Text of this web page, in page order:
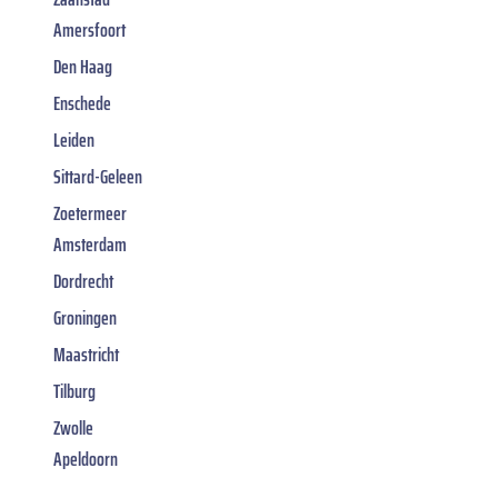
Amersfoort
Den Haag
Enschede
Leiden
Sittard-Geleen
Zoetermeer
Amsterdam
Dordrecht
Groningen
Maastricht
Tilburg
Zwolle
Apeldoorn